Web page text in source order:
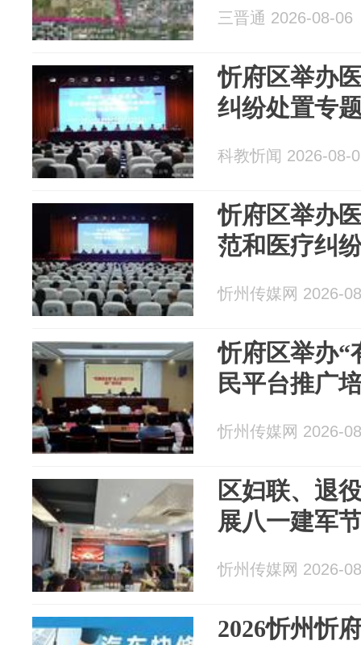
三晋通 2026-08-06
忻府区举办
纠纷处置专
科教忻闻 2026-08-
忻府区举办
范和医疗纠
忻州传媒网 2026-
忻府区举办“
民平台推广
忻州传媒网 2026-
区妇联、退
展八一建军
忻州传媒网 2026-
2026忻州忻